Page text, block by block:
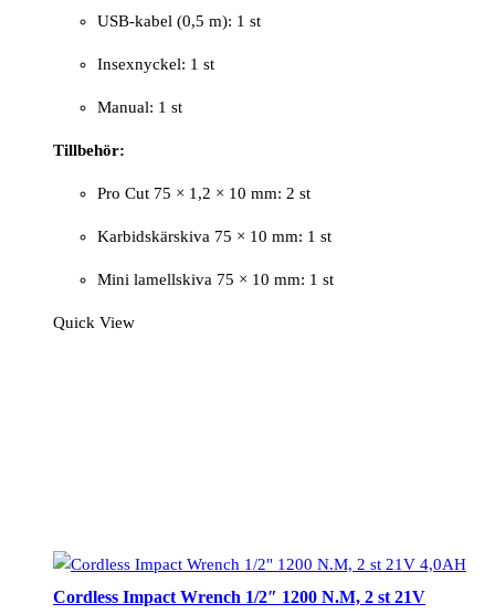
USB-kabel (0,5 m): 1 st
Insexnyckel: 1 st
Manual: 1 st
Tillbehör:
Pro Cut 75 × 1,2 × 10 mm: 2 st
Karbidskärskiva 75 × 10 mm: 1 st
Mini lamellskiva 75 × 10 mm: 1 st
Quick View
Cordless Impact Wrench 1/2″ 1200 N.M, 2 st 21V